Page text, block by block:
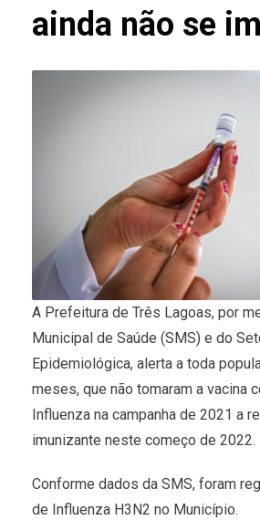
ainda não se
A Prefeitura de Três Lagoas, por
Municipal de Saúde (SMS) e do
Epidemiológica, alerta a toda
meses, que não tomaram a vacina
Influenza na campanha de 2021 a
imunizante neste começo de 2022.
Conforme dados da SMS, foram
de Influenza H3N2 no Município.